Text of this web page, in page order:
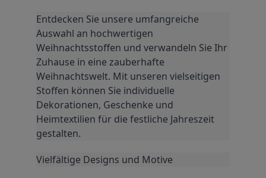
Entdecken Sie unsere umfangreiche
Auswahl an hochwertigen
Weihnachtsstoffen und verwandeln Sie Ihr
Zuhause in eine zauberhafte
Weihnachtswelt. Mit unseren vielseitigen
Stoffen können Sie individuelle
Dekorationen, Geschenke und
Heimtextilien für die festliche Jahreszeit
gestalten.
Vielfältige Designs und Motive